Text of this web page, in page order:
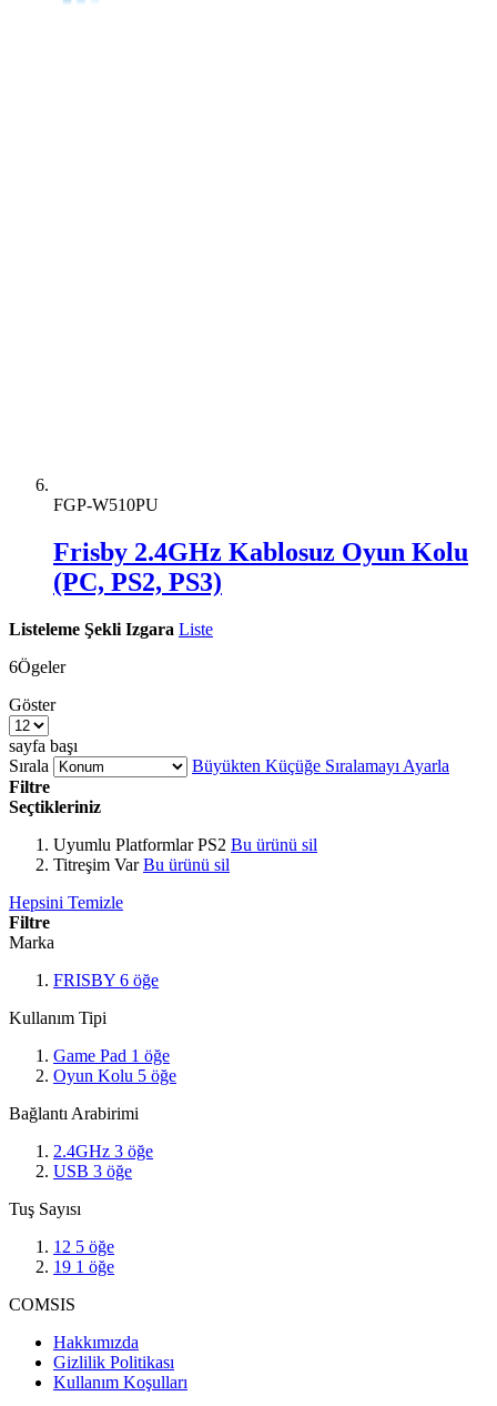
FGP-W510PU
Frisby 2.4GHz Kablosuz Oyun Kolu
(PC, PS2, PS3)
Listeleme Şekli Izgara Liste
6Ögeler
Göster
sayfa başı
Sırala
Büyükten Küçüğe Sıralamayı Ayarla
Filtre
Seçtikleriniz
Uyumlu Platformlar PS2 Bu ürünü sil
Titreşim Var Bu ürünü sil
Hepsini Temizle
Filtre
Marka
FRISBY 6 öğe
Kullanım Tipi
Game Pad 1 öğe
Oyun Kolu 5 öğe
Bağlantı Arabirimi
2.4GHz 3 öğe
USB 3 öğe
Tuş Sayısı
12 5 öğe
19 1 öğe
COMSIS
Hakkımızda
Gizlilik Politikası
Kullanım Koşulları